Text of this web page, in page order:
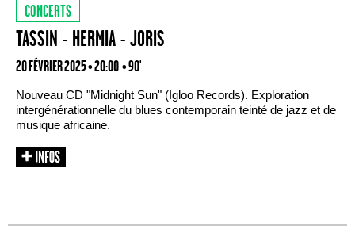
CONCERTS
TASSIN - HERMIA - JORIS
20 FÉVRIER 2025 • 20:00 • 90'
Nouveau CD "Midnight Sun" (Igloo Records). Exploration
intergénérationnelle du blues contemporain teinté de jazz et de
musique africaine.